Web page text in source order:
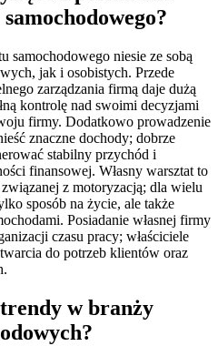
samochodowego niesie ze sobą
jak i osobistych. Przede
zarządzania firmą daje dużą
kontrolę nad swoimi decyzjami
firmy. Dodatkowo prowadzenie
znaczne dochody; dobrze
stabilny przychód i
finansowej. Własny warsztat to
z motoryzacją; dla wielu
sposób na życie, ale także
Posiadanie własnej firmy
czasu pracy; właściciele
do potrzeb klientów oraz
w branży